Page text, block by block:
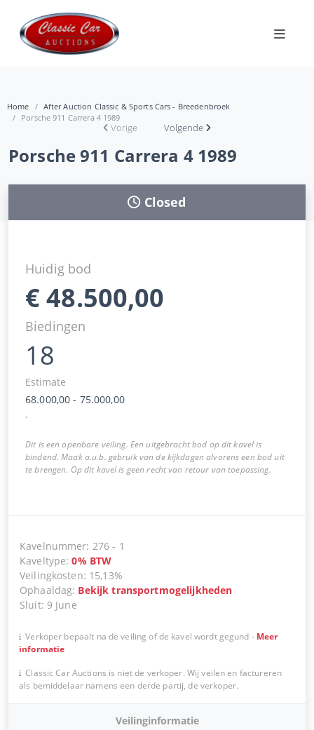
Home
After Auction Classic & Sports Cars - Breedenbroek
Porsche 911 Carrera 4 1989
Vorige Volgende
Porsche 911 Carrera 4 1989
Closed
Huidig bod
€48.500,00
Biedingen
18
Estimate
68.000,00 - 75.000,00
.
Dit is een openbare veiling. Een uitgebracht bod op dit kavel is
bindend. Maak a.u.b. gebruik van de kijkdagen alvorens een bod uit
te brengen. Op dit kavel is geen recht van retour van toepassing.
Kavelnummer: 276 - 1
Kaveltype:0% BTW
Veilingkosten: 15,13%
Ophaaldag: Bekijk transportmogelijkheden
Sluit: 9 June
Verkoper bepaalt na de veiling of de kavel wordt gegund - Meer
informatie
Classic Car Auctions is niet de verkoper. Wij veilen en factureren
als bemiddelaar namens een derde partij, de verkoper.
Veilinginformatie